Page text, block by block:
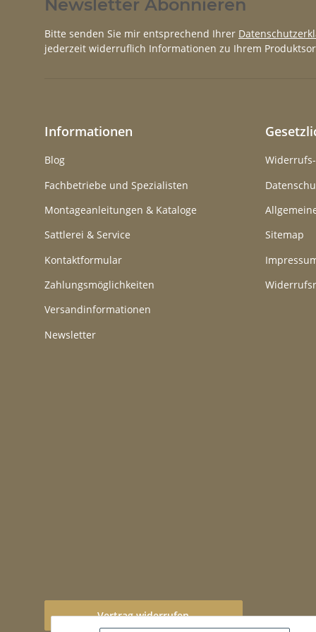
Newsletter Abonnieren
Bitte senden Sie mir entsprechend Ihrer
jederzeit widerruflich Informationen zu Ihrem
Informationen
Blog
Fachbetriebe und Spezialisten
Montageanleitungen & Kataloge
Sattlerei & Service
Kontaktformular
Zahlungsmöglichkeiten
Versandinformationen
Newsletter
Sitemap
Vertrag widerrufen